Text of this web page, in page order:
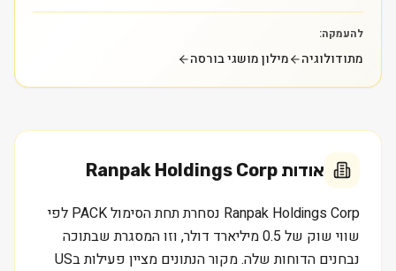
להעמקה:
מתודולוגיה מילון מושגי בורסה
אודות Ranpak Holdings Corp
Ranpak Holdings Corp נסחרת תחת הסימול PACK לפי
שווי שוק של 0.5 מיליארד דולר, וזו המסגרת שבתוכה
נבחנים הדוחות שלה. מקור הנתונים מציין פעילות בUS